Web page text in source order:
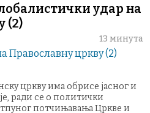
удар на
(2)
13 минута
цркву има обрисе јасног и
ради се о политички
потчињавања Цркве и